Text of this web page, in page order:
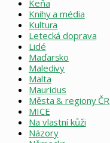
Keňa
Knihy a média
Kultura
Letecká doprava
Lidé
Maďarsko
Maledivy
Malta
Mauricius
Města & regiony ČR
MICE
Na vlastní kůži
Názory